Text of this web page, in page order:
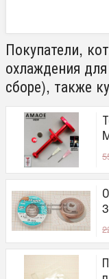
Покупатели,
охлаждения
сборе), также